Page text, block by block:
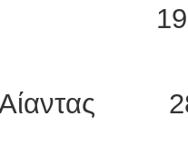
19-
Αίαντας